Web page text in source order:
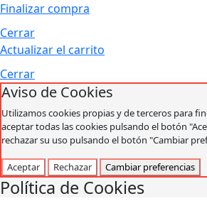
Finalizar compra
Cerrar
Actualizar el carrito
Cerrar
Aviso de Cookies
Utilizamos cookies propias y de terceros para
aceptar todas las cookies pulsando el botón
rechazar su uso pulsando el botón "Cambiar
Aceptar Rechazar Cambiar preferencias
Política de Cookies